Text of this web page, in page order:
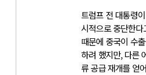
트럼프 전 대통령
시적으로 중단한다
때문에 중국이 수
하려 했지만, 다른
류 공급 재개를 얻